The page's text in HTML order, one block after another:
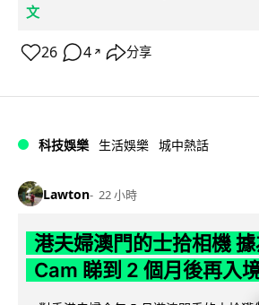
文
26 4 ↗ 分享
科技娛樂 生活娛樂 城中熱話
Lawton 22 小時
港夫婦澳門的士拾相機
Cam 睇到 2 個月後再入